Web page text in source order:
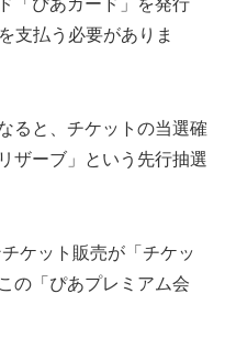
「ぴあカード」を発行
支払う必要がありま
ると、チケットの当選確
ザーブ」という先行抽選
ケット販売が「チケッ
の「ぴあプレミアム会